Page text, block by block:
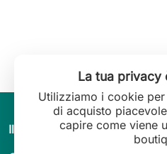
Il mondo di Leilani Lingerie
La tua privacy
Utilizziamo i cookie
di acquisto
capire come viene